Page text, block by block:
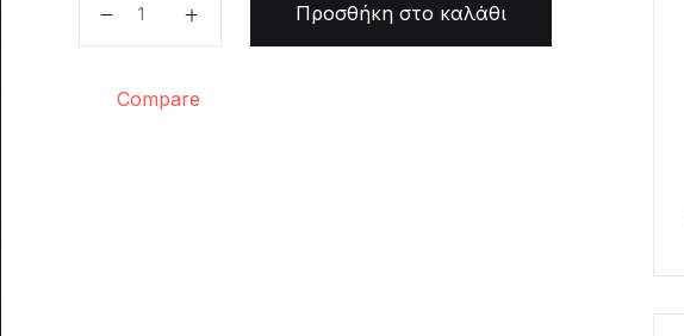
Προσθήκη στο καλάθι
Compare